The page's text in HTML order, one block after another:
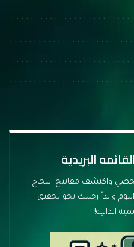
البريدية
واكتشف مفاتيح النجاح
وابدأ رحلتك نحو تحقيق
الذاتية!